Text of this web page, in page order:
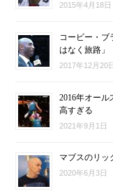
2015年4月18日
コービー・ブ
はなく旅路」
2017年12月20
2016年オー
高すぎる
2021年9月1日
マブスのリッ
2020年6月3日